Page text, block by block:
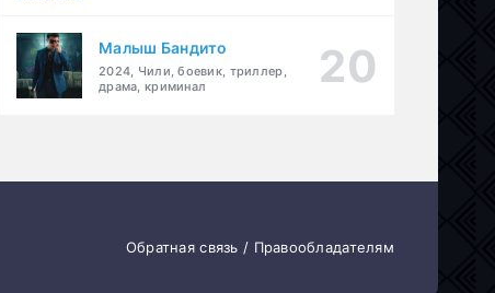
Малыш Бандито
2024, Чили, боевик, триллер,
драма, криминал
Обратная связь / Правообладателям